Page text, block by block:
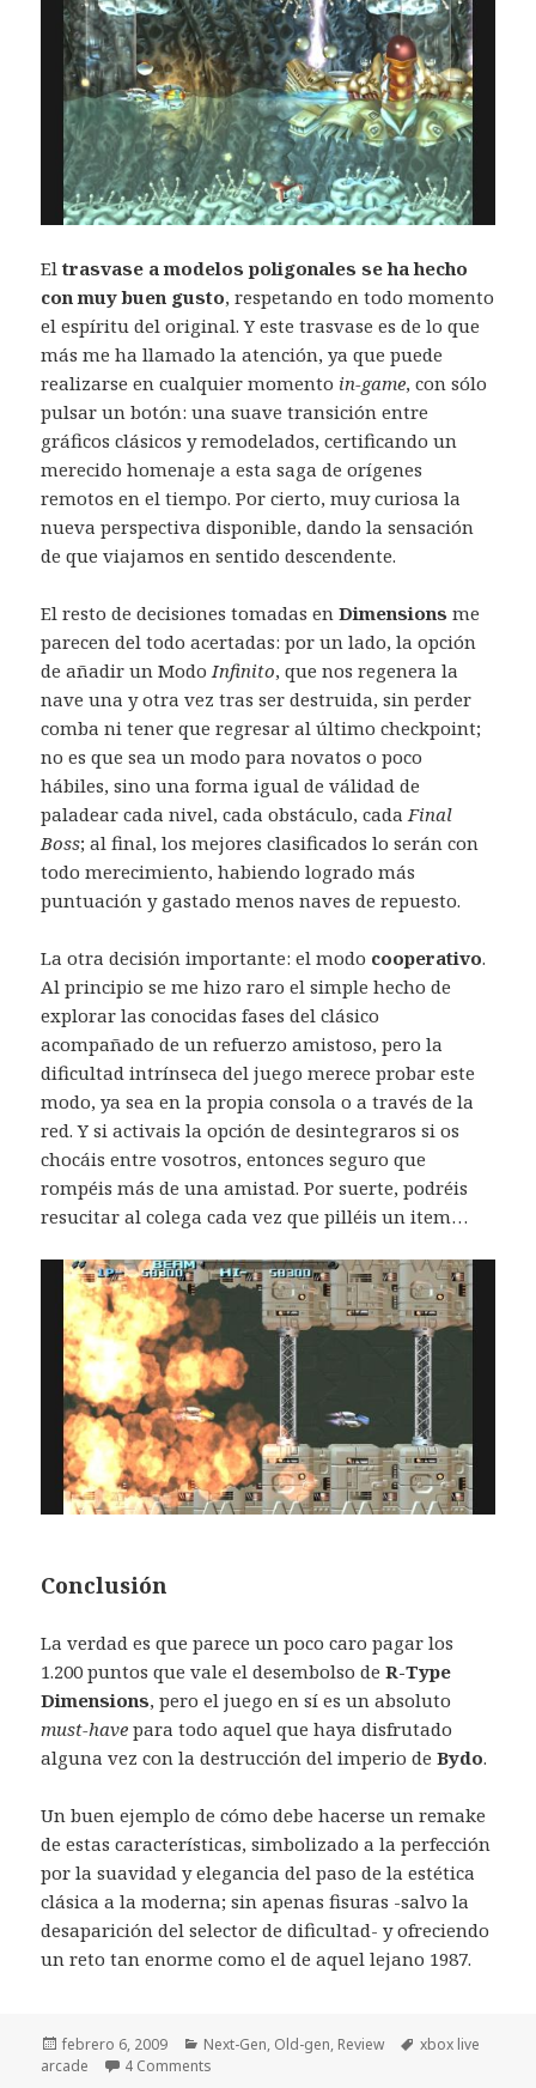
Eltrasvase a modelos poligonales se ha hecho
con muy buen gusto, respetando en todo momento
el espíritu del original. Y este trasvase es de lo que
más me ha llamado la atención, ya que puede
realizarse en cualquier momento in-game, con sólo
pulsar un botón: una suave transición entre
gráficos clásicos y remodelados, certificando un
merecido homenaje a esta saga de orígenes
remotos en el tiempo. Por cierto, muy curiosa la
nueva perspectiva disponible, dando la sensación
de que viajamos en sentido descendente.
El resto de decisiones tomadas enDimensions me
parecen del todo acertadas: por un lado, la opción
de añadir un Modo Infinito, que nos regenera la
nave una y otra vez tras ser destruida, sin perder
comba ni tener que regresar al último checkpoint;
no es que sea un modo para novatos o poco
hábiles, sino una forma igual de válidad de
paladear cada nivel, cada obstáculo, cada Final
Boss; al final, los mejores clasificados lo serán con
todo merecimiento, habiendo logrado más
puntuación y gastado menos naves de repuesto.
La otra decisión importante: el modo cooperativo.
Al principio se me hizo raro el simple hecho de
explorar las conocidas fases del clásico
acompañado de un refuerzo amistoso, pero la
dificultad intrínseca del juego merece probar este
modo, ya sea en la propia consola o a través de la
red. Y si activais la opción de desintegraros si os
chocáis entre vosotros, entonces seguro que
rompéis más de una amistad. Por suerte, podréis
resucitar al colega cada vez que pilléis un item…
Conclusión
La verdad es que parece un poco caro pagar los
1.200 puntos que vale el desembolso deR-Type
Dimensions, pero el juego en sí es un absoluto
must-have para todo aquel que haya disfrutado
alguna vez con la destrucción del imperio deBydo.
Un buen ejemplo de cómo debe hacerse un remake
de estas características, simbolizado a la perfección
por la suavidad y elegancia del paso de la estética
clásica a la moderna; sin apenas fisuras -salvo la
desaparición del selector de dificultad- y ofreciendo
un reto tan enorme como el de aquel lejano 1987.
Publicado
el
febrero 6, 2009 Categorías
Next-Gen, Old-gen, Review Etiquetas
xbox live
arcade
4 Comments